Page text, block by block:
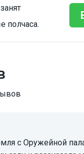
полчаса.